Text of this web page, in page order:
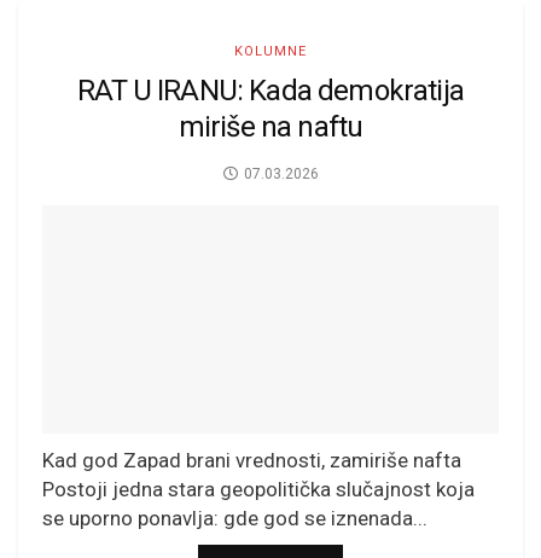
KOLUMNE
RAT U IRANU: Kada demokratija
miriše na naftu
07.03.2026
Kad god Zapad brani vrednosti, zamiriše nafta
Postoji jedna stara geopolitička slučajnost koja
se uporno ponavlja: gde god se iznenada...